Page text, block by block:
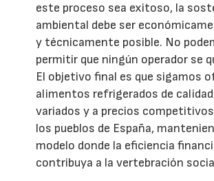
este proceso sea exitoso, la
ambiental debe ser
y técnicamente posible. No
permitir que ningún operador se
El objetivo final es que sigamos
alimentos refrigerados de
variados y a precios
los pueblos de España,
modelo donde la eficiencia
contribuya a la vertebración